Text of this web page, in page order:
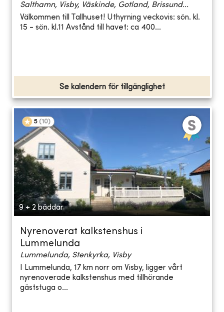
Salthamn, Visby, Väskinde, Gotland, Brissund...
Välkommen till Tallhuset! Uthyrning veckovis: sön. kl.
15 - sön. kl.11 Avstånd till havet: ca 400...
Se kalendern för tillgänglighet
5 (10)
9 + 2 bäddar
Nyrenoverat kalkstenshus i
Lummelunda
Lummelunda, Stenkyrka, Visby
I Lummelunda, 17 km norr om Visby, ligger vårt
nyrenoverade kalkstenshus med tillhörande
gäststuga o...